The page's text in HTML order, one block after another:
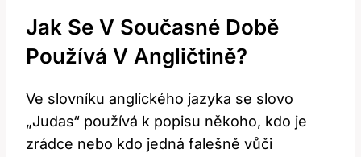
Jak Se V Současné Době
Používá V Angličtině?
Ve slovníku anglického jazyka se slovo
„Judas“ používá k popisu někoho, kdo je
zrádce nebo kdo jedná falešně vůči